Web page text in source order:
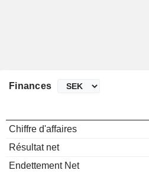
Finances
Chiffre d'affaires
Résultat net
Endettement Net